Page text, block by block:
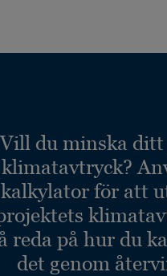
Vill du minska ditt
klimatavtryck?
kalkylator för att
reda på hur du
det genom